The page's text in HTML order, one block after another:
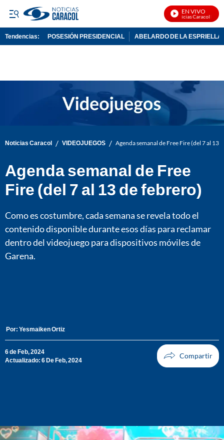
EN VIVO
Noticias Caracol En
Tendencias: POSESIÓN PRESIDENCIAL ABELARDO DE LA ESPRIELLA
Noticias Caracol / VIDEOJUEGOS / Agenda semanal de Free Fire (del 7 al 13
Agenda semanal de Free
Fire (del 7 al 13 de febrero)
Como es costumbre, cada semana se revela todo el
contenido disponible durante esos días para reclamar
dentro del videojuego para dispositivos móviles de
Garena.
Por: Yesmaiken Ortiz
6 de Feb, 2024
Actualizado: 6 De Feb, 2024